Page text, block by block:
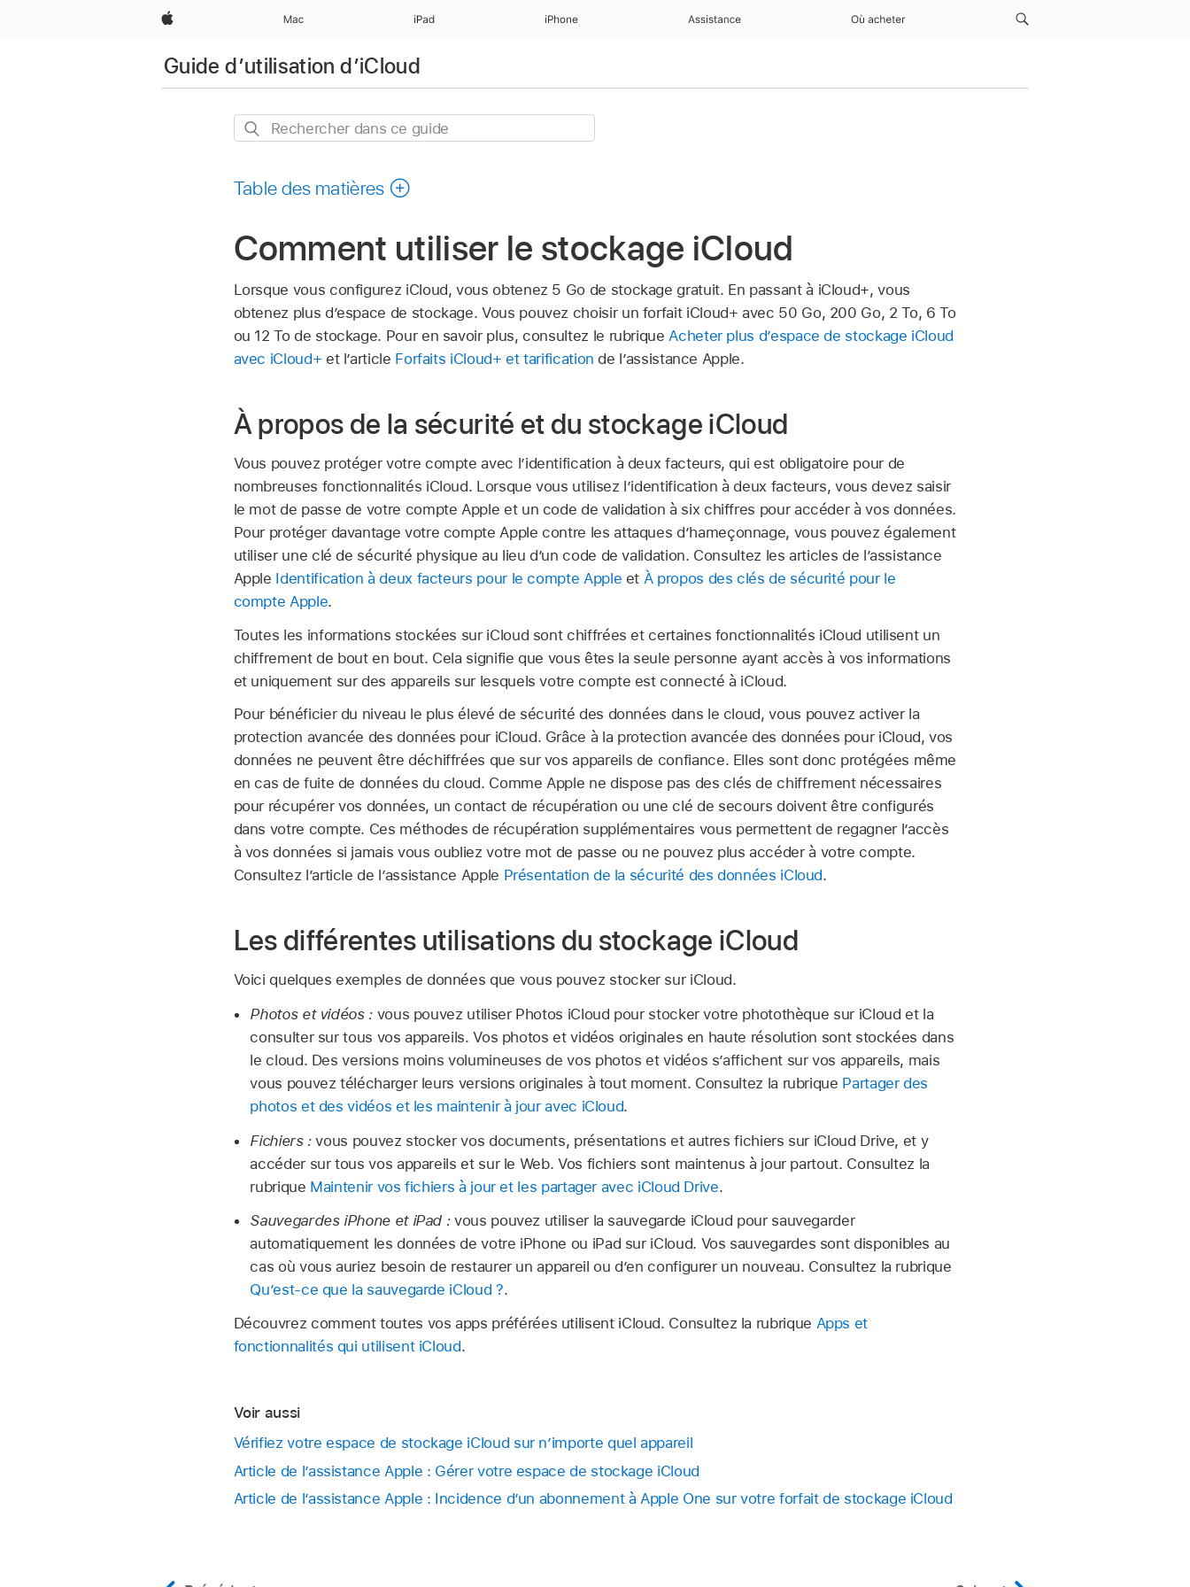
Apple Mac iPad iPhone Assistance Où acheter
Guide d’utilisation d’iCloud
Rechercher
guide
Table des matières
Comment utiliser le stockage iCloud
Lorsque vous configurez iCloud, vous obtenez 5 Go de stockage gratuit. En passant à iCloud+, vous
obtenez plus d’espace de stockage. Vous pouvez choisir un forfait iCloud+ avec 50 Go, 200 Go, 2 To, 6 To
ou 12 To de stockage. Pour en savoir plus, consultez le rubrique Acheter plus d’espace de stockage iCloud
avec iCloud+ et l’article Forfaits iCloud+ et tarification de l’assistance Apple.
À propos de la sécurité et du stockage iCloud
Vous pouvez protéger votre compte avec l’identification à deux facteurs, qui est obligatoire pour de
nombreuses fonctionnalités iCloud. Lorsque vous utilisez l’identification à deux facteurs, vous devez saisir
le mot de passe de votre compte Apple et un code de validation à six chiffres pour accéder à vos données.
Pour protéger davantage votre compte Apple contre les attaques d’hameçonnage, vous pouvez également
utiliser une clé de sécurité physique au lieu d’un code de validation. Consultez les articles de l’assistance
Apple Identification à deux facteurs pour le compte Apple et À propos des clés de sécurité pour le
compte Apple.
Toutes les informations stockées sur iCloud sont chiffrées et certaines fonctionnalités iCloud utilisent un
chiffrement de bout en bout. Cela signifie que vous êtes la seule personne ayant accès à vos informations
et uniquement sur des appareils sur lesquels votre compte est connecté à iCloud.
Pour bénéficier du niveau le plus élevé de sécurité des données dans le cloud, vous pouvez activer la
protection avancée des données pour iCloud. Grâce à la protection avancée des données pour iCloud, vos
données ne peuvent être déchiffrées que sur vos appareils de confiance. Elles sont donc protégées même
en cas de fuite de données du cloud. Comme Apple ne dispose pas des clés de chiffrement nécessaires
pour récupérer vos données, un contact de récupération ou une clé de secours doivent être configurés
dans votre compte. Ces méthodes de récupération supplémentaires vous permettent de regagner l’accès
à vos données si jamais vous oubliez votre mot de passe ou ne pouvez plus accéder à votre compte.
Consultez l’article de l’assistance Apple Présentation de la sécurité des données iCloud.
Les différentes utilisations du stockage iCloud
Voici quelques exemples de données que vous pouvez stocker sur iCloud.
Photos et vidéos : vous pouvez utiliser Photos iCloud pour stocker votre photothèque sur iCloud et la
consulter sur tous vos appareils. Vos photos et vidéos originales en haute résolution sont stockées dans
le cloud. Des versions moins volumineuses de vos photos et vidéos s’affichent sur vos appareils, mais
vous pouvez télécharger leurs versions originales à tout moment. Consultez la rubrique Partager des
photos et des vidéos et les maintenir à jour avec iCloud.
Fichiers :vous pouvez stocker vos documents, présentations et autres fichiers sur iCloud Drive, et y
accéder sur tous vos appareils et sur le Web. Vos fichiers sont maintenus à jour partout. Consultez la
rubrique Maintenir vos fichiers à jour et les partager avec iCloud Drive.
Sauvegardes iPhone et iPad :vous pouvez utiliser la sauvegarde iCloud pour sauvegarder
automatiquement les données de votre iPhone ou iPad sur iCloud. Vos sauvegardes sont disponibles au
cas où vous auriez besoin de restaurer un appareil ou d’en configurer un nouveau. Consultez la rubrique
Qu’est‑ce que la sauvegarde iCloud ?.
Découvrez comment toutes vos apps préférées utilisent iCloud. Consultez la rubrique Apps et
fonctionnalités qui utilisent iCloud.
Voir aussi
Vérifiez votre espace de stockage iCloud sur n’importe quel appareil
Article de l’assistance Apple : Gérer votre espace de stockage iCloud
Article de l’assistance Apple : Incidence d’un abonnement à Apple One sur votre forfait de stockage iCloud